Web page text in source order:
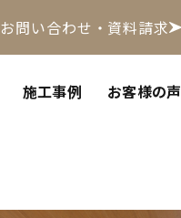
お問い合わせ・資料請求
施工事例 お客様の声